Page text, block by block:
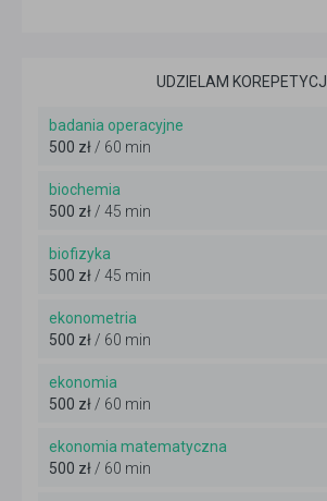
UDZIELAM KOREPETYCJI
badania operacyjne
500 zł / 60 min
biochemia
500 zł / 45 min
biofizyka
500 zł / 45 min
ekonometria
500 zł / 60 min
ekonomia
500 zł / 60 min
ekonomia matematyczna
500 zł / 60 min